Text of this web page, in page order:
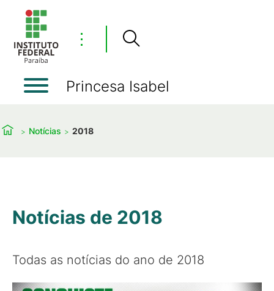
⋮
Princesa Isabel
Notícias 2018
Notícias de 2018
Todas as notícias do ano de 2018